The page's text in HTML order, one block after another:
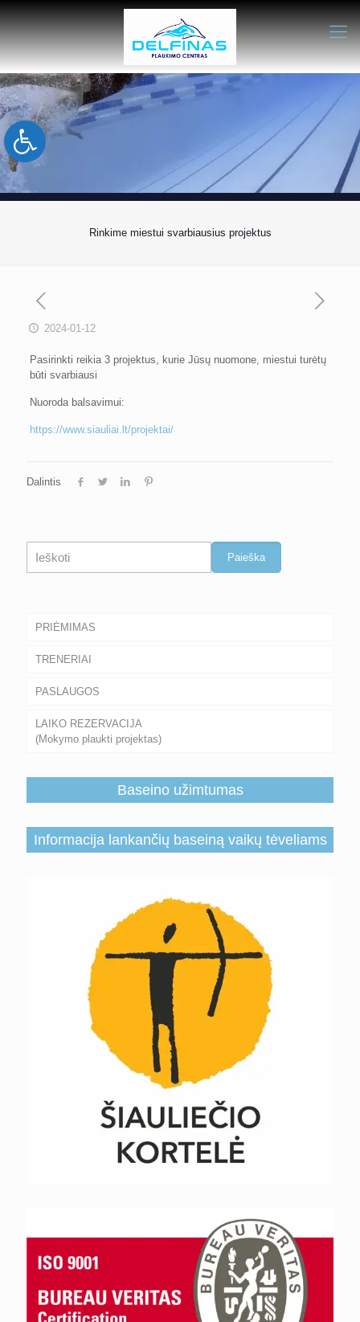
Open toolbar
Rinkime miestui svarbiausius projektus
2024-01-12
Pasirinkti reikia 3 projektus, kurie Jūsų nuomone, miestui turėtų
būti svarbiausi
Nuoroda balsavimui:
https://www.siauliai.lt/projektai/
Dalintis
Paieška Paieška
PRIĖMIMAS
TRENERIAI
PASLAUGOS
LAIKO REZERVACIJA
(Mokymo plaukti projektas)
Baseino užimtumas
Informacija lankančių baseiną vaikų tėveliams